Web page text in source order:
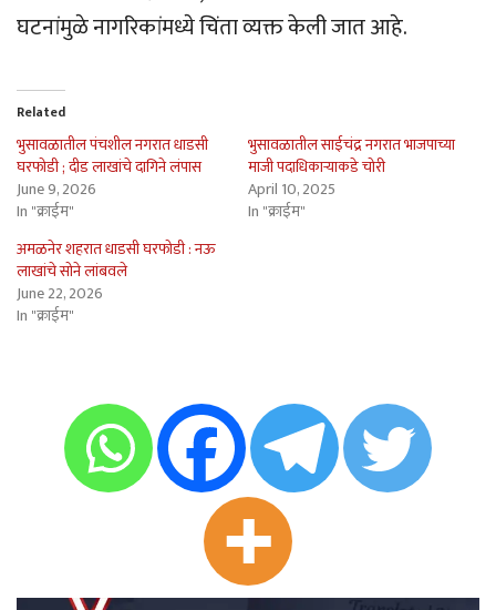
घटनांमुळे नागरिकांमध्ये चिंता व्यक्त केली जात आहे.
Related
भुसावळातील पंचशील नगरात धाडसी
घरफोडी ; दीड लाखांचे दागिने लंपास
June 9, 2026
In "क्राईम"
भुसावळातील साईचंद्र नगरात भाजपाच्या
माजी पदाधिकार्‍याकडे चोरी
April 10, 2025
In "क्राईम"
अमळनेर शहरात धाडसी घरफोडी : नऊ
लाखांचे सोने लांबवले
June 22, 2026
In "क्राईम"